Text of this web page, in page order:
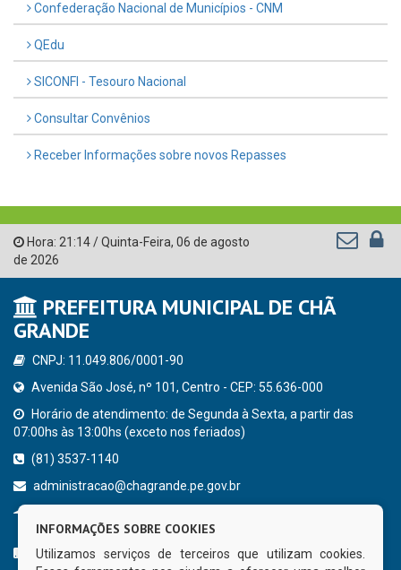
Confederação Nacional de Municípios - CNM
QEdu
SICONFI - Tesouro Nacional
Consultar Convênios
Receber Informações sobre novos Repasses
Hora: 21:14/Quinta-Feira, 06 de agosto
de 2026
PREFEITURA MUNICIPAL DE CHÃ
GRANDE
CNPJ: 11.049.806/0001-90
Avenida São José, nº 101, Centro - CEP: 55.636-000
Horário de atendimento: de Segunda à Sexta, a partir das
07:00hs às 13:00hs (exceto nos feriados)
(81) 3537-1140
administracao@chagrande.pe.gov.br
CURTA NOSSA FAN PAGE
INFORMAÇÕES SOBRE COOKIES
Utilizamos serviços de terceiros que utilizam cookies.